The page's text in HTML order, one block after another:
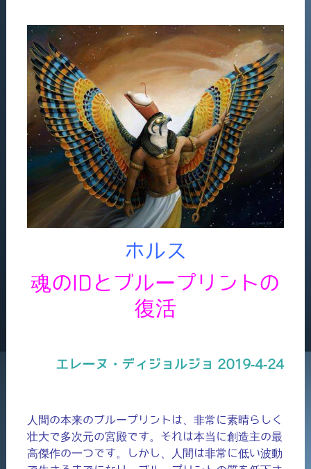
ホルス
魂のIDとブループリントの
復活
エレーヌ・ディジョルジョ 2019-4-24
人間の本来のブループリントは、非常に素晴らしく
壮大で多次元の宮殿です。それは本当に創造主の最
高傑作の一つです。しかし、人間は非常に低い波動